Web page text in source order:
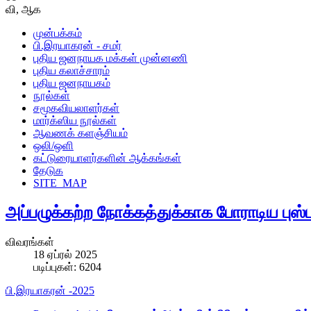
வி, ஆக
முன்பக்கம்
பி.இரயாகரன் - சமர்
புதிய ஜனநாயக மக்கள் முன்னணி
புதிய கலாச்சாரம்
புதிய ஜனநாயகம்
நூல்கள்
சமூகவியலாளர்கள்
மார்க்ஸிய நூல்கள்
ஆவணக் களஞ்சியம்
ஒலி/ஒளி
கட்டுரையாளர்களின் ஆக்கங்கள்
தேடுக
SITE_MAP
அப்பழுக்கற்ற நோக்கத்துக்காக போராடிய
விவரங்கள்
18 ஏப்ரல் 2025
படிப்புகள்: 6204
பி.இரயாகரன் -2025